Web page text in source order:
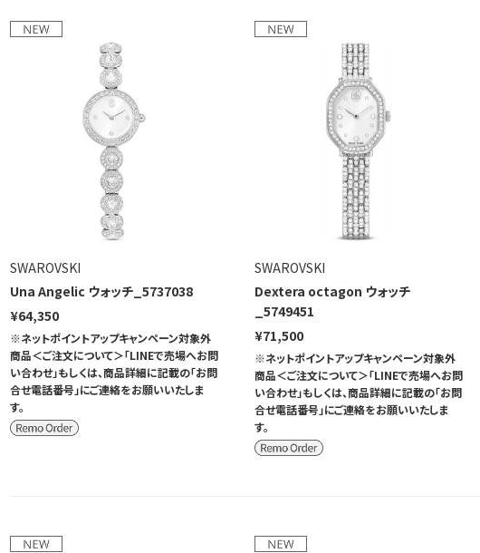
SWAROVSKI
Una Angelic ウォッチ_5737038
¥64,350
※ネットポイントアップキャンペーン対象外
商品＜ご注文について＞「LINEで売場へお問
い合わせ」もしくは、商品詳細に記載の「お問
合せ電話番号」にご連絡をお願いいたしま
す。
SWAROVSKI
Dextera octagon ウォッチ
_5749451
¥71,500
※ネットポイントアップキャンペーン対象外
商品＜ご注文について＞「LINEで売場へお問
い合わせ」もしくは、商品詳細に記載の「お問
合せ電話番号」にご連絡をお願いいたしま
す。